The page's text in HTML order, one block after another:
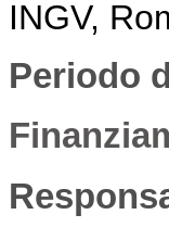
INGV,
Periodo